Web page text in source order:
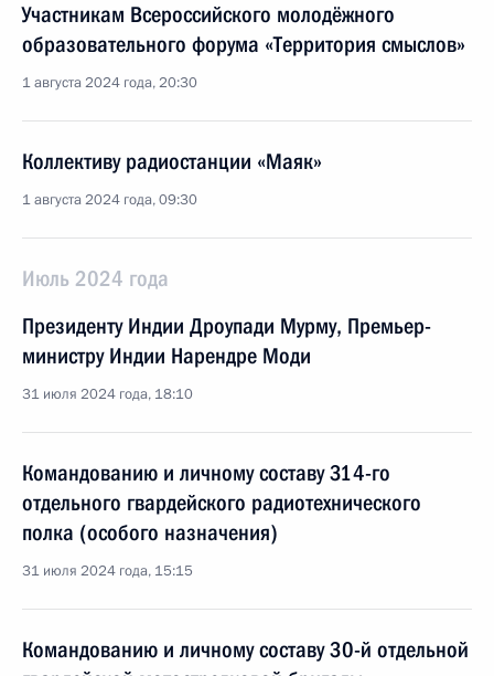
Участникам Всероссийского молодёжного
образовательного форума «Территория смыслов»
1 августа 2024 года, 20:30
Коллективу радиостанции «Маяк»
1 августа 2024 года, 09:30
Июль 2024 года
Президенту Индии Дроупади Мурму, Премьер-
министру Индии Нарендре Моди
31 июля 2024 года, 18:10
Командованию и личному составу 314-го
отдельного гвардейского радиотехнического
полка (особого назначения)
31 июля 2024 года, 15:15
Командованию и личному составу 30-й отдельной